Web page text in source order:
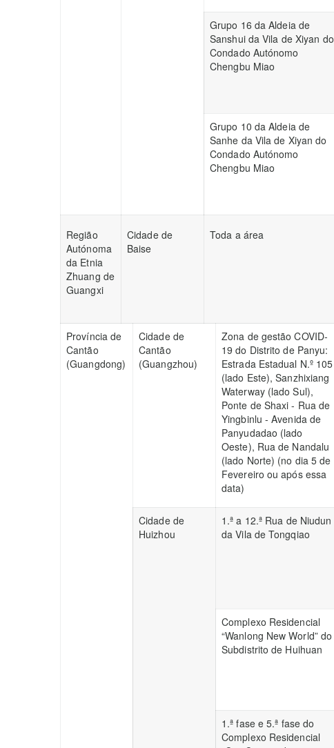
Grupo 16 da Aldeia de
Sanshui da Vila de Xiyan do
Condado Autónomo
Chengbu Miao
Grupo 10 da Aldeia de
Sanhe da Vila de Xiyan do
Condado Autónomo
Chengbu Miao
Região
Autónoma
da Etnia
Zhuang de
Guangxi
Cidade de
Baise
Toda a área
Província de
Cantão
(Guangdong)
Cidade de
Cantão
(Guangzhou)
Zona de gestão COVID-
19 do Distrito de Panyu:
Estrada Estadual N.º 105
(lado Este), Sanzhixiang
Waterway (lado Sul),
Ponte de Shaxi - Rua de
Yingbinlu - Avenida de
Panyudadao (lado
Oeste), Rua de Nandalu
(lado Norte) (no dia 5 de
Fevereiro ou após essa
data)
Cidade de
Huizhou
1.ª a 12.ª Rua de Niudun
da Vila de Tongqiao
Complexo Residencial
“Wanlong New World” do
Subdistrito de Huihuan
1.ª fase e 5.ª fase do
Complexo Residencial